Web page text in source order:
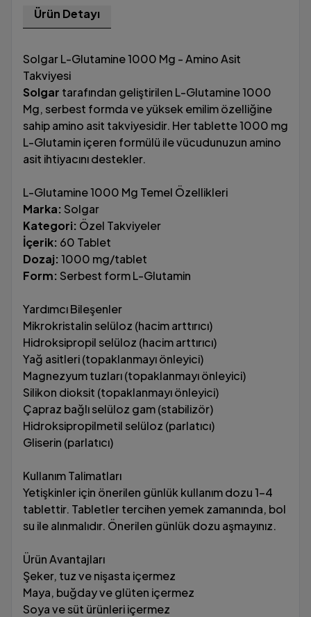
Ürün Detayı
Solgar L-Glutamine 1000 Mg - Amino Asit
Takviyesi
Solgar tarafından geliştirilen L-Glutamine 1000
Mg, serbest formda ve yüksek emilim özelliğine
sahip amino asit takviyesidir. Her tablette 1000 mg
L-Glutamin içeren formülü ile vücudunuzun amino
asit ihtiyacını destekler.
L-Glutamine 1000 Mg Temel Özellikleri
Marka: Solgar
Kategori: Özel Takviyeler
İçerik: 60 Tablet
Dozaj: 1000 mg/tablet
Form: Serbest form L-Glutamin
Yardımcı Bileşenler
Mikrokristalin selüloz (hacim arttırıcı)
Hidroksipropil selüloz (hacim arttırıcı)
Yağ asitleri (topaklanmayı önleyici)
Magnezyum tuzları (topaklanmayı önleyici)
Silikon dioksit (topaklanmayı önleyici)
Çapraz bağlı selüloz gam (stabilizör)
Hidroksipropilmetil selüloz (parlatıcı)
Gliserin (parlatıcı)
Kullanım Talimatları
Yetişkinler için önerilen günlük kullanım dozu 1-4
tablettir. Tabletler tercihen yemek zamanında, bol
su ile alınmalıdır. Önerilen günlük dozu aşmayınız.
Ürün Avantajları
Şeker, tuz ve nişasta içermez
Maya, buğday ve glüten içermez
Soya ve süt ürünleri içermez